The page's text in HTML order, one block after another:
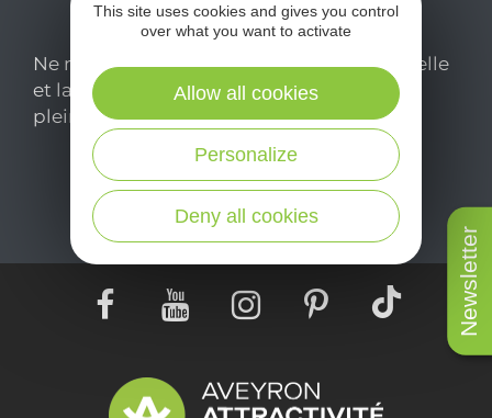
Newsletter
Ne manquez pas notre newsletter mensuelle
et laissez-vous inspirer pour profiter
pleinement de votre séjour en Aveyron.
Je m'abonne ici
This site uses cookies and gives you control
over what you want to activate
Deny all cookies
Personalize
Allow all cookies